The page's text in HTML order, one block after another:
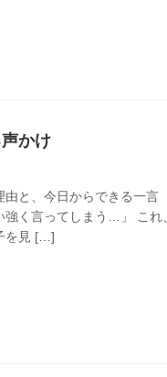
かけ
由と、今日からできる一
く言ってしまう…」 これ
を見 […]